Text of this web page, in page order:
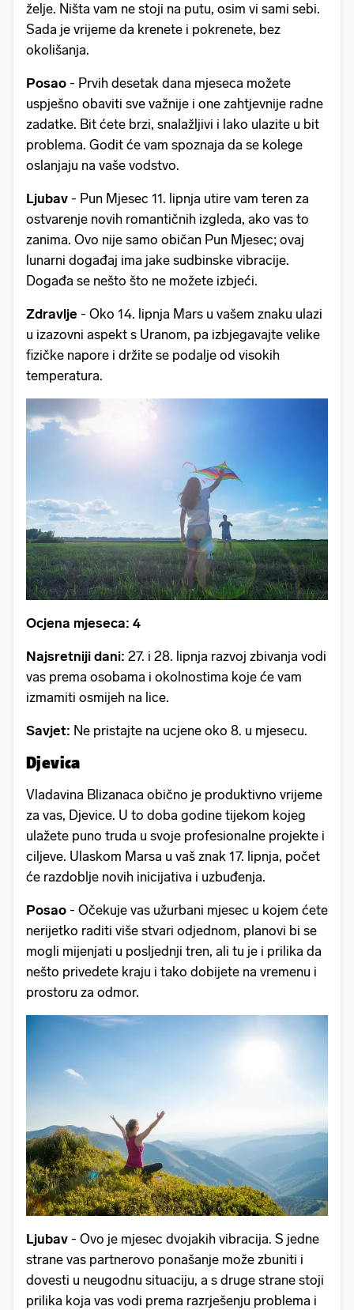
želje. Ništa vam ne stoji na putu, osim vi sami sebi.
Sada je vrijeme da krenete i pokrenete, bez
okolišanja.
Posao - Prvih desetak dana mjeseca možete
uspješno obaviti sve važnije i one zahtjevnije radne
zadatke. Bit ćete brzi, snalažljivi i lako ulazite u bit
problema. Godit će vam spoznaja da se kolege
oslanjaju na vaše vodstvo.
Ljubav - Pun Mjesec 11. lipnja utire vam teren za
ostvarenje novih romantičnih izgleda, ako vas to
zanima. Ovo nije samo običan Pun Mjesec; ovaj
lunarni događaj ima jake sudbinske vibracije.
Događa se nešto što ne možete izbjeći.
Zdravlje - Oko 14. lipnja Mars u vašem znaku ulazi
u izazovni aspekt s Uranom, pa izbjegavajte velike
fizičke napore i držite se podalje od visokih
temperatura.
Ocjena mjeseca: 4
Najsretniji dani: 27. i 28. lipnja razvoj zbivanja vodi
vas prema osobama i okolnostima koje će vam
izmamiti osmijeh na lice.
Savjet: Ne pristajte na ucjene oko 8. u mjesecu.
Djevica
Vladavina Blizanaca obično je produktivno vrijeme
za vas, Djevice. U to doba godine tijekom kojeg
ulažete puno truda u svoje profesionalne projekte i
ciljeve. Ulaskom Marsa u vaš znak 17. lipnja, počet
će razdoblje novih inicijativa i uzbuđenja.
Posao - Očekuje vas užurbani mjesec u kojem ćete
nerijetko raditi više stvari odjednom, planovi bi se
mogli mijenjati u posljednji tren, ali tu je i prilika da
nešto privedete kraju i tako dobijete na vremenu i
prostoru za odmor.
Ljubav - Ovo je mjesec dvojakih vibracija. S jedne
strane vas partnerovo ponašanje može zbuniti i
dovesti u neugodnu situaciju, a s druge strane stoji
prilika koja vas vodi prema razrješenju problema i